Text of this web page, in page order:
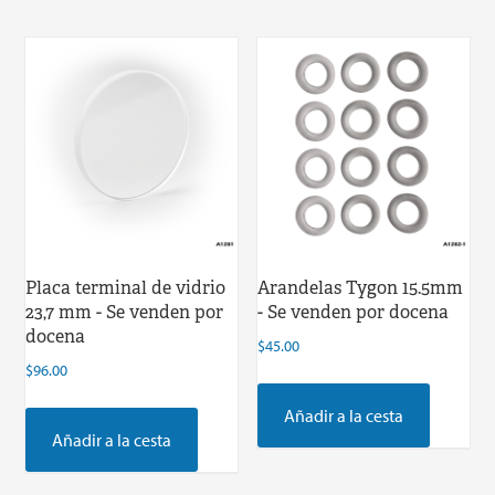
Placa terminal de vidrio
23,7 mm - Se venden por
docena
$96.00
Añadir a la cesta
Arandelas Tygon 15.5mm
- Se venden por docena
$45.00
Añadir a la cesta